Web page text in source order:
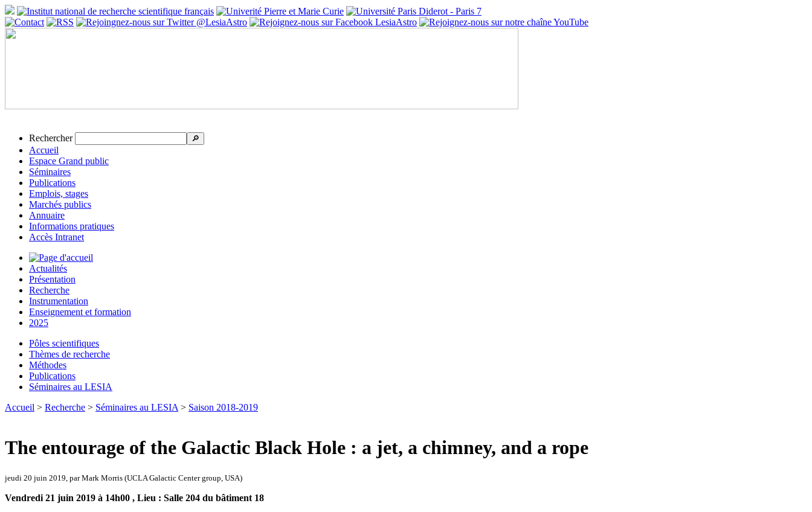
Rechercher 🔎
Accueil
Espace Grand public
Séminaires
Publications
Emplois, stages
Marchés publics
Annuaire
Informations pratiques
Accès Intranet
Actualités
Présentation
Recherche
Instrumentation
Enseignement et formation
2025
Pôles scientifiques
Thèmes de recherche
Méthodes
Publications
Séminaires au LESIA
Accueil > Recherche > Séminaires au LESIA > Saison 2018-2019
The entourage of the Galactic Black Hole : a jet, a chimney, and a rope
jeudi 20 juin 2019, par Mark Morris (UCLA Galactic Center group, USA)
Vendredi 21 juin 2019 à 14h00 , Lieu : Salle 204 du bâtiment 18